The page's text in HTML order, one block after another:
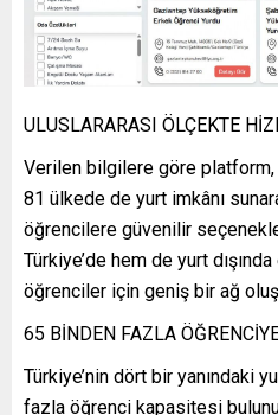
ULUSLARARASI ÖLÇEKTE
Verilen bilgilere göre platform,
81 ülkede de yurt imkânı
öğrencilere güvenilir
Türkiye’de hem de yurt
öğrenciler için geniş bir ağ
65 BİNDEN FAZLA
Türkiye’nin dört bir yanındaki
fazla öğrenci kapasitesi